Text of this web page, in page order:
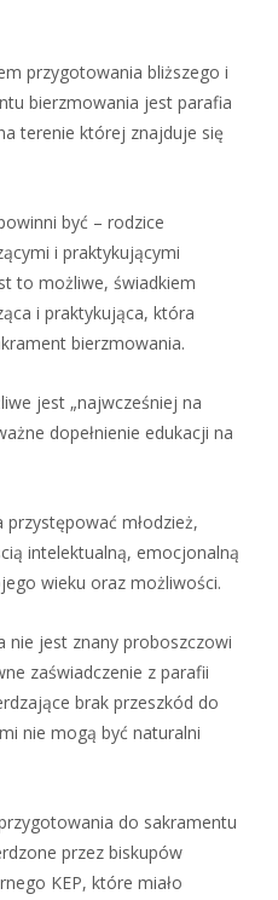
przygotowania bliższego i
bierzmowania jest parafia
terenie której znajduje się
być – rodzice
i praktykującymi
to możliwe, świadkiem
i praktykująca, która
bierzmowania.
jest „najwcześniej na
dopełnienie edukacji na
młodzież,
intelektualną, emocjonalną
wieku oraz możliwości.
nie jest znany proboszczowi
zaświadczenie z parafii
brak przeszkód do
nie mogą być naturalni
do sakramentu
przez biskupów
KEP, które miało